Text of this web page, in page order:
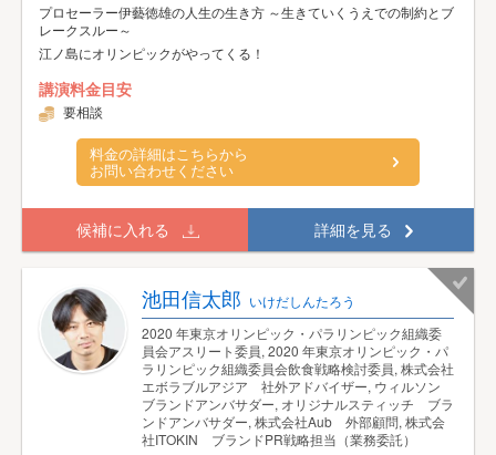
プロセーラー伊藝徳雄の人生の生き方 ～生きていくうえでの制約とブ
レークスルー～
江ノ島にオリンピックがやってくる！
講演料金目安
要相談
料金の詳細はこちらから
お問い合わせください
候補に入れる 詳細を見る
池田信太郎 いけだしんたろう
2020 年東京オリンピック・パラリンピック組織委
員会アスリート委員, 2020 年東京オリンピック・パ
ラリンピック組織委員会飲食戦略検討委員, 株式会社
エボラブルアジア 社外アドバイザー, ウィルソン
ブランドアンバサダー, オリジナルスティッチ ブラ
ンドアンバサダー, 株式会社Aub 外部顧問, 株式会
社ITOKIN ブランドPR戦略担当（業務委託）